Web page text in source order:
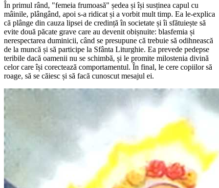
În primul rând, "femeia frumoasă" ședea și își susținea capul cu
mâinile, plângând, apoi s-a ridicat și a vorbit mult timp. Ea le-explica
că plânge din cauza lipsei de credință în societate și îi sfătuiește să
evite două păcate grave care au devenit obișnuite: blasfemia și
nerespectarea duminicii, când se presupune că trebuie să odihnească
de la muncă și să participe la Sfânta Liturghie. Ea prevede pedepse
teribile dacă oamenii nu se schimbă, și le promite milostenia divină
celor care își corectează comportamentul. În final, le cere copiilor să
roage, să se căiesc și să facă cunoscut mesajul ei.